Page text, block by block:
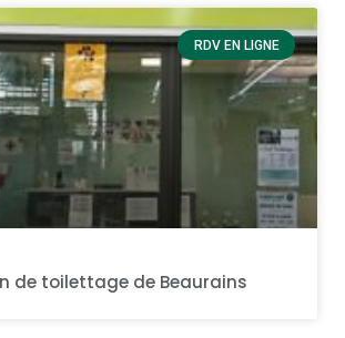
RDV EN LIGNE
de toilettage de Beaurains